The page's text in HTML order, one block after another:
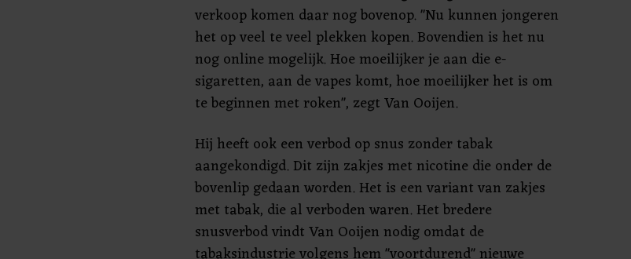
verkoop komen daar nog bovenop. "Nu kunnen jongeren
het op veel te veel plekken kopen. Bovendien is het nu
nog online mogelijk. Hoe moeilijker je aan die e-
sigaretten, aan de vapes komt, hoe moeilijker het is om
te beginnen met roken", zegt Van Ooijen.
Hij heeft ook een verbod op snus zonder tabak
aangekondigd. Dit zijn zakjes met nicotine die onder de
bovenlip gedaan worden. Het is een variant van zakjes
met tabak, die al verboden waren. Het bredere
snusverbod vindt Van Ooijen nodig omdat de